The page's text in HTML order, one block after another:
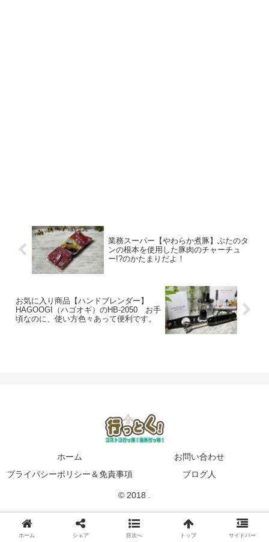
業務スーパー【やわらか煮豚】ぶたのタ
ンの根本を使用した豚肉のチャーチュ
ー!?のかたまりだよ！
お気に入り商品【ハンドブレンダー】
HAGOOGI（ハゴオギ）のHB-2050 お手
頃なのに、使い方色々あって便利です。
ホーム
お問い合わせ
プライバシーポリシー＆免責事項
ブログ人
© 2018 .
ホーム シェア 目次へ トップ サイドバー